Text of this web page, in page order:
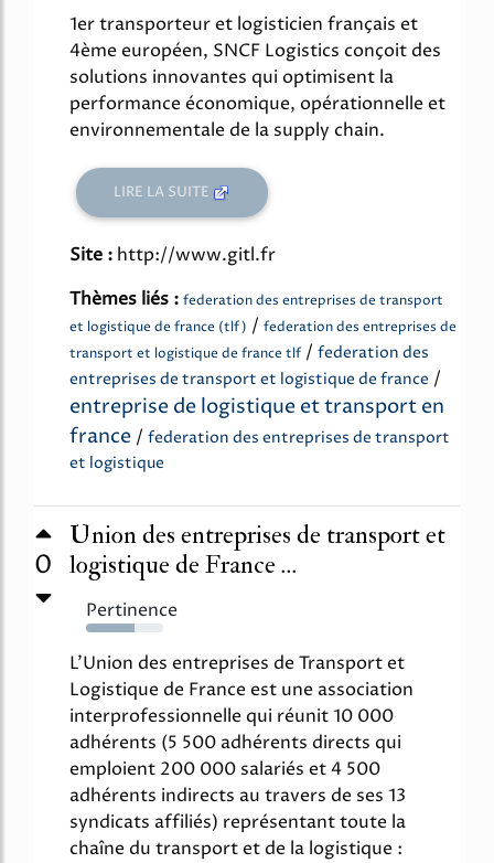
1er transporteur et logisticien français et
4ème européen, SNCF Logistics conçoit des
solutions innovantes qui optimisent la
performance économique, opérationnelle et
environnementale de la supply chain.
LIRE LA SUITE
Site : http://www.gitl.fr
Thèmes liés : federation des entreprises de transport
et logistique de france (tlf) / federation des entreprises de
transport et logistique de france tlf/ federation des
entreprises de transport et logistique de france /
entreprise de logistique et transport en
france / federation des entreprises de transport
et logistique
0
Union des entreprises de transport et
logistique de France ...
Pertinence
63%
L'Union des entreprises de Transport et
Logistique de France est une association
interprofessionnelle qui réunit 10 000
adhérents (5 500 adhérents directs qui
emploient 200 000 salariés et 4 500
adhérents indirects au travers de ses 13
syndicats affiliés) représentant toute la
chaîne du transport et de la logistique :